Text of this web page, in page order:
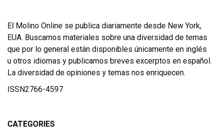
El Molino Online se publica diariamente desde New York,
EUA. Buscamos materiales sobre una diversidad de temas
que por lo general están disponibles únicamente en inglés
u otros idiomas y publicamos breves excerptos en español.
La diversidad de opiniones y temas nos enriquecen.
ISSN2766-4597
CATEGORIES